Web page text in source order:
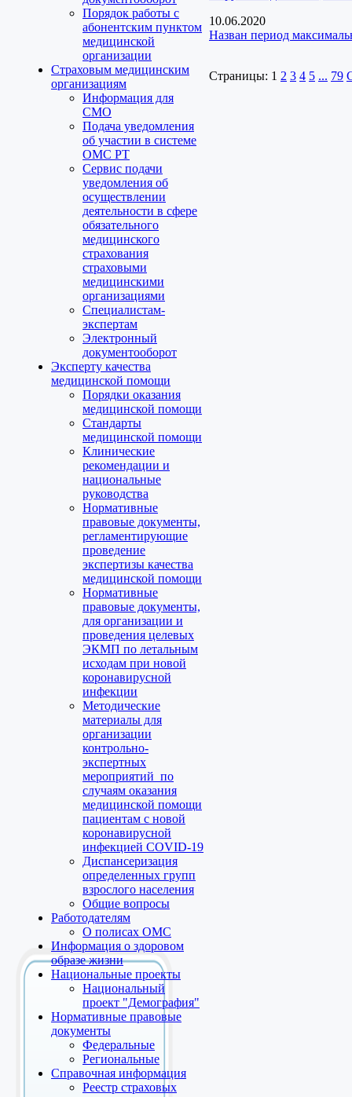
Порядок работы с
абонентским пунктом
медицинской
организации
Страховым медицинским
организациям
Информация для
СМО
Подача уведомления
об участии в системе
ОМС РТ
Сервис подачи
уведомления об
осуществлении
деятельности в сфере
обязательного
медицинского
страхования
страховыми
медицинскими
организациями
Специалистам-
экспертам
Электронный
документооборот
Эксперту качества
медицинской помощи
Порядки оказания
медицинской помощи
Стандарты
медицинской помощи
Клинические
рекомендации и
национальные
руководства
Нормативные
правовые документы,
регламентирующие
проведение
экспертизы качества
медицинской помощи
Нормативные
правовые документы,
для организации и
проведения целевых
ЭКМП по летальным
исходам при новой
коронавирусной
инфекции
Методические
материалы для
организации
контрольно-
экспертных
мероприятий по
случаям оказания
медицинской помощи
пациентам с новой
коронавирусной
инфекцией COVID-19
Диспансеризация
определенных групп
взрослого населения
Общие вопросы
Работодателям
О полисах ОМС
Информация о здоровом
образе жизни
Национальные проекты
Национальный
проект "Демография"
Нормативные правовые
документы
Федеральные
Региональные
Справочная информация
Реестр страховых
10.06.2020
Назван период
Страницы: 1 2 3 4 5 ... 79